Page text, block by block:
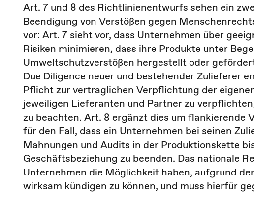
Art. 7 und 8 des Richtlinienentwurfs sehen ein
Beendigung von Verstößen gegen
vor: Art. 7 sieht vor, dass Unternehmen über
Risiken minimieren, dass ihre Produkte unter
Umweltschutzverstößen hergestellt oder
Due Diligence neuer und bestehender Zulieferer
Pflicht zur vertraglichen Verpflichtung der
jeweiligen Lieferanten und Partner zu
zu beachten. Art. 8 ergänzt dies um flankierende
für den Fall, dass ein Unternehmen bei seinen
Mahnungen und Audits in der Produktionskette
Geschäftsbeziehung zu beenden. Das nationale
Unternehmen die Möglichkeit haben, aufgrund
wirksam kündigen zu können, und muss hierfür